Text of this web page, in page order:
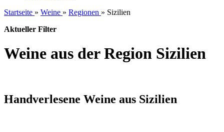
Startseite » Weine » Regionen » Sizilien
Aktueller Filter
Weine aus der Region Sizilien
Handverlesene Weine aus Sizilien